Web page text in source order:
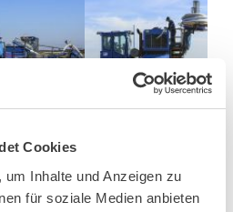
Cookies
Inhalte und Anzeigen zu
für soziale Medien anbieten